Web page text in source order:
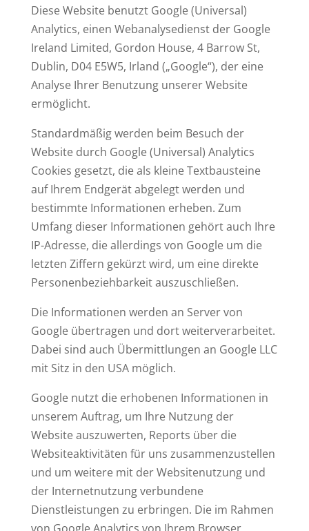
Diese Website benutzt Google (Universal)
Analytics, einen Webanalysedienst der Google
Ireland Limited, Gordon House, 4 Barrow St,
Dublin, D04 E5W5, Irland („Google“), der eine
Analyse Ihrer Benutzung unserer Website
ermöglicht.
Standardmäßig werden beim Besuch der
Website durch Google (Universal) Analytics
Cookies gesetzt, die als kleine Textbausteine
auf Ihrem Endgerät abgelegt werden und
bestimmte Informationen erheben. Zum
Umfang dieser Informationen gehört auch Ihre
IP-Adresse, die allerdings von Google um die
letzten Ziffern gekürzt wird, um eine direkte
Personenbeziehbarkeit auszuschließen.
Die Informationen werden an Server von
Google übertragen und dort weiterverarbeitet.
Dabei sind auch Übermittlungen an Google LLC
mit Sitz in den USA möglich.
Google nutzt die erhobenen Informationen in
unserem Auftrag, um Ihre Nutzung der
Website auszuwerten, Reports über die
Websiteaktivitäten für uns zusammenzustellen
und um weitere mit der Websitenutzung und
der Internetnutzung verbundene
Dienstleistungen zu erbringen. Die im Rahmen